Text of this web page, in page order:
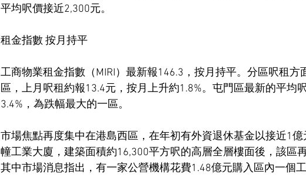
平均呎價接近2,300元。
租金指數 按月持平
工商物業租金指數（MIRI）最新報146.3，按月持平。分區呎租方
區，上月呎租約報13.4元，按月上升約1.8%。屯門區最新的平均
3.4%，為跌幅最大的一區。
市場焦點再度集中在港島西區，在年初有外資退休基金以接近1
幢工業大廈，建築面積約16,300平方呎的高層全層樓面後，該區
其中市場消息指出，有一家公營機構花費1.48億元購入區內一個